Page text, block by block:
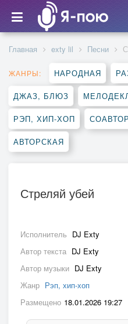
Главная exty lil Песни
ЖАНРЫ: НАРОДНАЯ
ДЖАЗ, БЛЮЗ
РЭП, ХИП-ХОП
АВТОРСКАЯ
Стреляй убей
Исполнитель DJ Exty
Автор текста DJ Exty
Автор музыки DJ Exty
Жанр Рэп, хип-хоп
Размещено 18.01.2026 19:27